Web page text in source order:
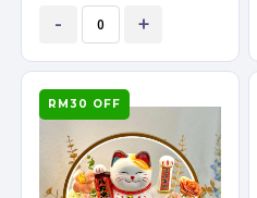
- +
RM30 OFF